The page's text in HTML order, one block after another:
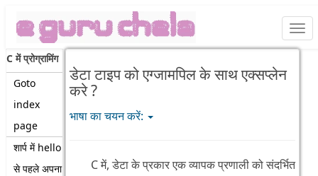
C में प्रोग्रामिंग
Goto
index
page
शार्प में hello
से पहले अपना
डेटा टाइप को एग्जामपिल के साथ एक्सप्लेन
करे ?
भाषा का चयन करें:
C में, डेटा के प्रकार एक व्यापक प्रणाली को संदर्भित